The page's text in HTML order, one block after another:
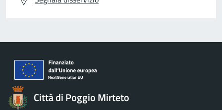
Città di Poggio Mirteto